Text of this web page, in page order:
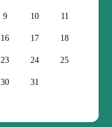
9 10 11
16 17 18
23 24 25
30 31